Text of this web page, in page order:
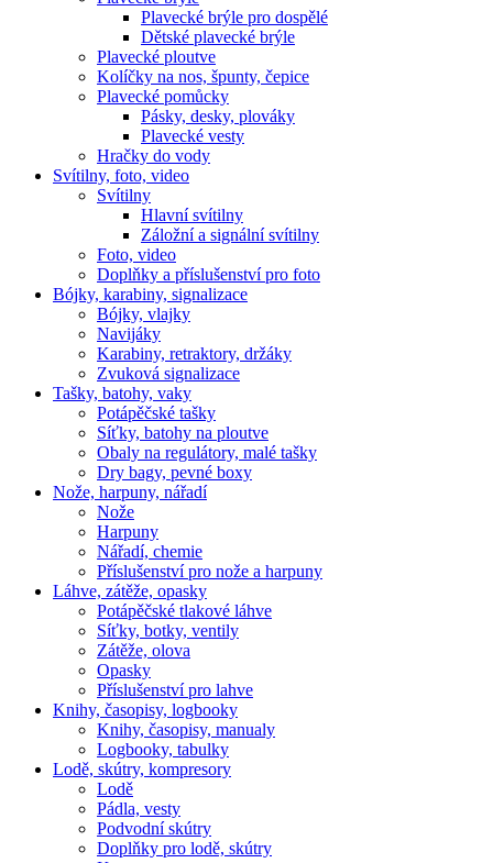
Plavecké brýle pro dospělé
Dětské plavecké brýle
Plavecké ploutve
Kolíčky na nos, špunty, čepice
Plavecké pomůcky
Pásky, desky, plováky
Plavecké vesty
Hračky do vody
Svítilny, foto, video
Svítilny
Hlavní svítilny
Záložní a signální svítilny
Foto, video
Doplňky a příslušenství pro foto
Bójky, karabiny, signalizace
Bójky, vlajky
Navijáky
Karabiny, retraktory, držáky
Zvuková signalizace
Tašky, batohy, vaky
Potápěčské tašky
Síťky, batohy na ploutve
Obaly na regulátory, malé tašky
Dry bagy, pevné boxy
Nože, harpuny, nářadí
Nože
Harpuny
Nářadí, chemie
Příslušenství pro nože a harpuny
Láhve, zátěže, opasky
Potápěčské tlakové láhve
Síťky, botky, ventily
Zátěže, olova
Opasky
Příslušenství pro lahve
Knihy, časopisy, logbooky
Knihy, časopisy, manualy
Logbooky, tabulky
Lodě, skútry, kompresory
Lodě
Pádla, vesty
Podvodní skútry
Doplňky pro lodě, skútry